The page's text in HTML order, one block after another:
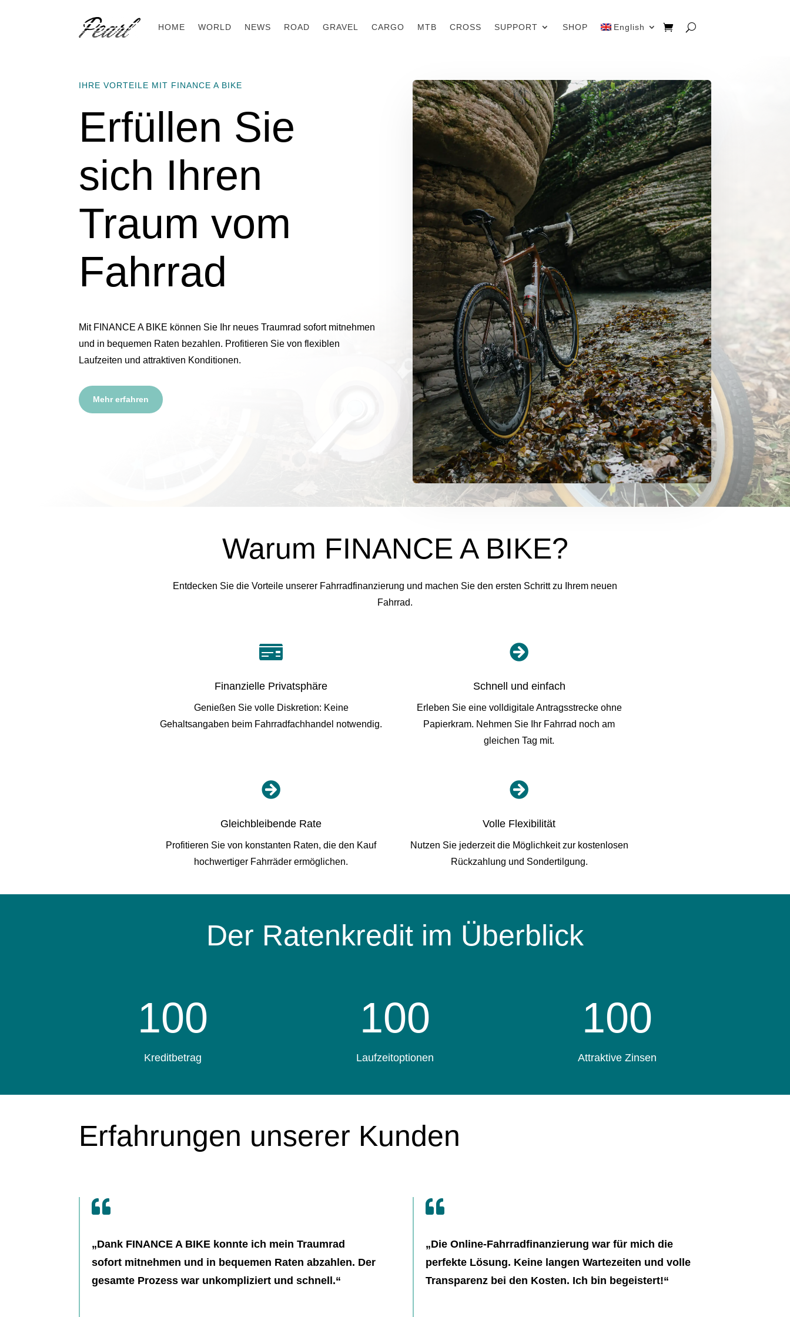
HOME WORLD NEWS ROAD GRAVEL CARGO MTB CROSS SUPPORT SHOP English
IHRE VORTEILE MIT FINANCE A BIKE
Erfüllen Sie
sich Ihren
Traum vom
Fahrrad
Mit FINANCE A BIKE können Sie Ihr neues Traumrad sofort mitnehmen
und in bequemen Raten bezahlen. Profitieren Sie von flexiblen
Laufzeiten und attraktiven Konditionen.
Mehr erfahren
Warum FINANCE A BIKE?
Entdecken Sie die Vorteile unserer Fahrradfinanzierung und machen Sie den ersten Schritt zu Ihrem neuen
Fahrrad.

Finanzielle Privatsphäre
Genießen Sie volle Diskretion: Keine
Gehaltsangaben beim Fahrradfachhandel notwendig.

Schnell und einfach
Erleben Sie eine volldigitale Antragsstrecke ohne
Papierkram. Nehmen Sie Ihr Fahrrad noch am
gleichen Tag mit.

Gleichbleibende Rate
Profitieren Sie von konstanten Raten, die den Kauf
hochwertiger Fahrräder ermöglichen.

Volle Flexibilität
Nutzen Sie jederzeit die Möglichkeit zur kostenlosen
Rückzahlung und Sondertilgung.
Der Ratenkredit im Überblick
100
Kreditbetrag
100
Laufzeitoptionen
100
Attraktive Zinsen
Erfahrungen unserer Kunden

„Dank FINANCE A BIKE konnte ich mein Traumrad
sofort mitnehmen und in bequemen Raten abzahlen. Der
gesamte Prozess war unkompliziert und schnell.“

„Die Online-Fahrradfinanzierung war für mich die
perfekte Lösung. Keine langen Wartezeiten und volle
Transparenz bei den Kosten. Ich bin begeistert!“